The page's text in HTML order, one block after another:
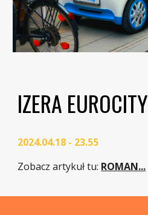
IZERA EUROCITY
2024.04.18 - 23.55
Zobacz artykuł tu: ROMAN...